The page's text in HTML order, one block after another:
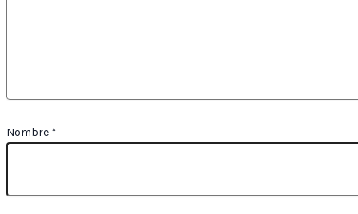
Nombre *